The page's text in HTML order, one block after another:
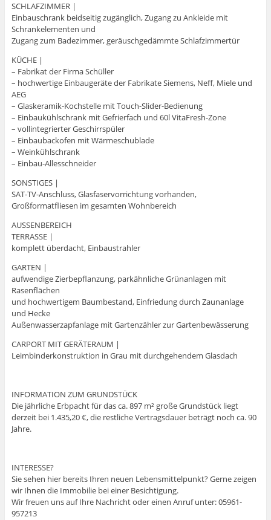
SCHLAFZIMMER |
Einbauschrank beidseitig zugänglich, Zugang zu Ankleide mit
Schrankelementen und
Zugang zum Badezimmer, geräuschgedämmte Schlafzimmertür
KÜCHE |
– Fabrikat der Firma Schüller
– hochwertige Einbaugeräte der Fabrikate Siemens, Neff, Miele und
AEG
– Glaskeramik-Kochstelle mit Touch-Slider-Bedienung
– Einbaukühlschrank mit Gefrierfach und 60l VitaFresh-Zone
– vollintegrierter Geschirrspüler
– Einbaubackofen mit Wärmeschublade
– Weinkühlschrank
– Einbau-Allesschneider
SONSTIGES |
SAT-TV-Anschluss, Glasfaservorrichtung vorhanden,
Großformatfliesen im gesamten Wohnbereich
AUSSENBEREICH
TERRASSE |
komplett überdacht, Einbaustrahler
GARTEN |
aufwendige Zierbepflanzung, parkähnliche Grünanlagen mit
Rasenflächen
und hochwertigem Baumbestand, Einfriedung durch Zaunanlage
und Hecke
Außenwasserzapfanlage mit Gartenzähler zur Gartenbewässerung
CARPORT MIT GERÄTERAUM |
Leimbinderkonstruktion in Grau mit durchgehendem Glasdach
INFORMATION ZUM GRUNDSTÜCK
Die jährliche Erbpacht für das ca. 897 m² große Grundstück liegt
derzeit bei 1.435,20 €, die restliche Vertragsdauer beträgt noch ca. 90
Jahre.
INTERESSE?
Sie sehen hier bereits Ihren neuen Lebensmittelpunkt? Gerne zeigen
wir Ihnen die Immobilie bei einer Besichtigung.
Wir freuen uns auf Ihre Nachricht oder einen Anruf unter: 05961-
957213